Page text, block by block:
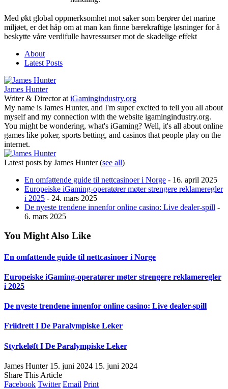
Med økt global oppmerksomhet mot saker som berører det marine
miljøet, er det håp om at man kan finne bærekraftige løsninger for å
beskytte våre verdifulle havressurser mot de skadelige effekt
About
Latest Posts
James Hunter
Writer & Directorat iGamingindustry.org
My name is James Hunter, and I'm super excited to tell you all about
myself and my connection with the website igamingindustry.org.
You might be wondering, what's iGaming? Well, it's all about online
games like poker, sports betting, and casinos that people play on the
internet.
Latest posts by James Hunter(see all)
En omfattende guide til nettcasinoer i Norge - 16. april 2025
Europeiske iGaming-operatører møter strengere reklameregler
i 2025 - 24. mars 2025
De nyeste trendene innenfor online casino: Live dealer-spill -
6. mars 2025
You Might Also Like
En omfattende guide til nettcasinoer i Norge
Europeiske iGaming-operatører møter strengere reklameregler
i 2025
De nyeste trendene innenfor online casino: Live dealer-spill
Friidrett I De Paralympiske Leker
Styrkeløft I De Paralympiske Leker
James Hunter 15. juni 2024 15. juni 2024
Share This Article
Facebook Twitter Email Print